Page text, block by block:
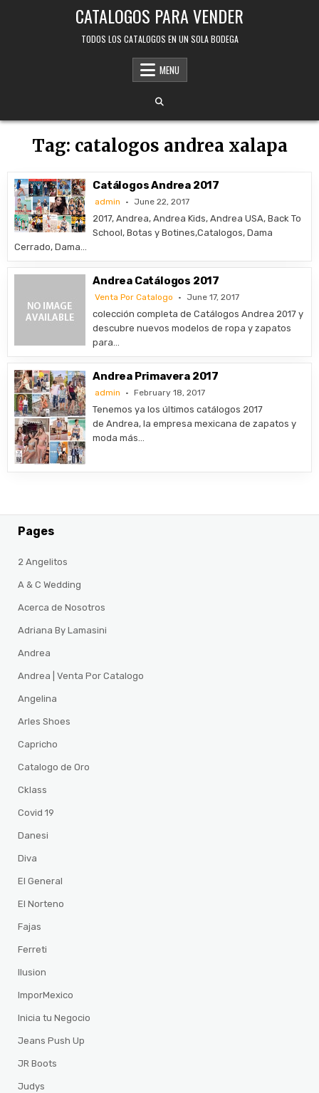
CATALOGOS PARA VENDER
TODOS LOS CATALOGOS EN UN SOLA BODEGA
MENU
Tag: catalogos andrea xalapa
Catálogos Andrea 2017
admin June 22, 2017
2017, Andrea, Andrea Kids, Andrea USA, Back To
School, Botas y Botines,Catalogos, Dama
Cerrado, Dama…
Andrea Catálogos 2017
Venta Por Catalogo June 17, 2017
colección completa de Catálogos Andrea 2017 y
descubre nuevos modelos de ropa y zapatos
para…
Andrea Primavera 2017
admin February 18, 2017
Tenemos ya los últimos catálogos 2017
de Andrea, la empresa mexicana de zapatos y
moda más…
Pages
2 Angelitos
A & C Wedding
Acerca de Nosotros
Adriana By Lamasini
Andrea
Andrea | Venta Por Catalogo
Angelina
Arles Shoes
Capricho
Catalogo de Oro
Cklass
Covid 19
Danesi
Diva
El General
El Norteno
Fajas
Ferreti
Ilusion
ImporMexico
Inicia tu Negocio
Jeans Push Up
JR Boots
Judys